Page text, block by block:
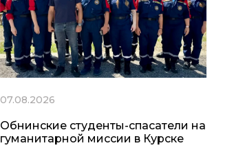
07.08.2026
Обнинские студенты-спасатели на
гуманитарной миссии в Курске